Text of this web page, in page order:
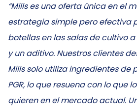
“Mills es una oferta única en el
estrategia simple pero efectiva
botellas en las salas de cultivo
y un aditivo. Nuestros clientes
Mills solo utiliza ingredientes de
PGR, lo que resuena con lo que
quieren en el mercado actual.